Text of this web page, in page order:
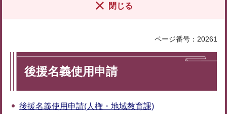
閉じる
ページ番号：20261
後援名義使用申請
後援名義使用申請(人権・地域教育課)